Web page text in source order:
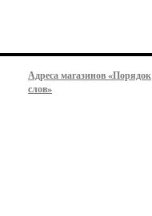
Адреса магазинов «Порядок
слов»